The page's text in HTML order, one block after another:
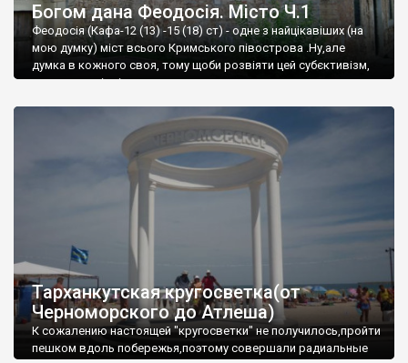
Богом дана Феодосія. Місто Ч.1
Феодосія (Кафа-12 (13) -15 (18) ст) - одне з найцікавіших (на
мою думку) міст всього Кримського півострова .Ну,але
думка в кожного своя, тому щоби розвіяти цей субєктивізм,
запрошую відвідати це
Тарханкутская кругосветка(от
Черноморского до Атлеша)
К сожалению настоящей "кругосветки" не получилось,пройти
пешком вдоль побережья,поэтому совершали радиальные